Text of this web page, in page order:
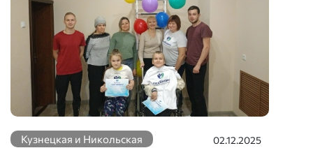
Кузнецкая и Никольская 02.12.2025